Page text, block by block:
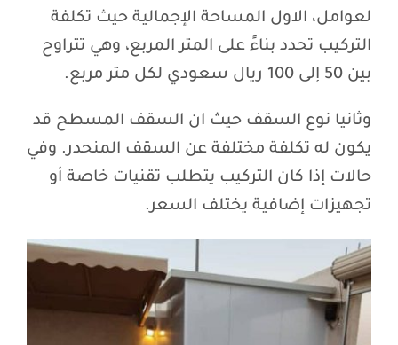
لعوامل، الاول المساحة الإجمالية حيث تكلفة
التركيب تحدد بناءً على المتر المربع، وهي تتراوح
بين 50 إلى 100 ريال سعودي لكل متر مربع.
وثانيا نوع السقف حيث ان السقف المسطح قد
يكون له تكلفة مختلفة عن السقف المنحدر. وفي
حالات إذا كان التركيب يتطلب تقنيات خاصة أو
تجهيزات إضافية يختلف السعر.